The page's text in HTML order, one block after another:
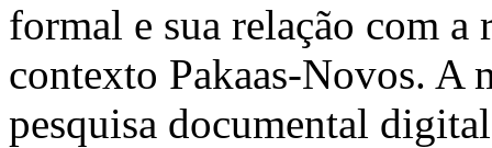
formal e sua relação com
contexto Pakaas-Novos. A
pesquisa documental